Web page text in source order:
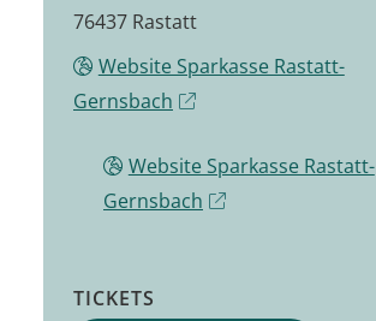
76437 Rastatt
Website Sparkasse Rastatt-
Gernsbach
Website Sparkasse Rastatt-
Gernsbach
TICKETS